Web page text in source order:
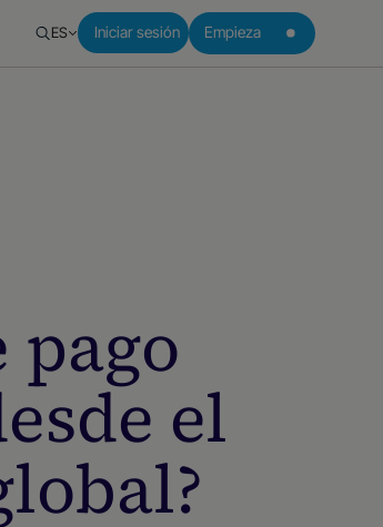
ES Iniciar sesión Empieza
pago
el